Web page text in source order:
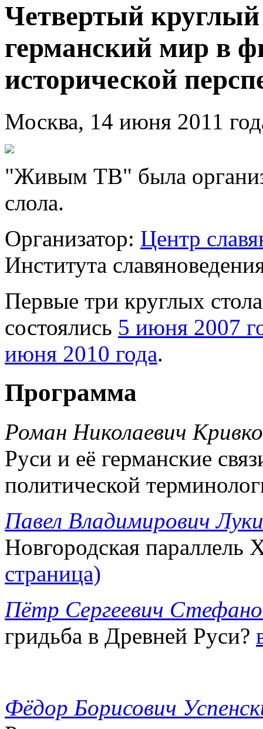
Четвертый
германский мир в
исторической
Москва, 14 июня 2011
"Живым ТВ" была
слола.
Организатор: Центр
Института
Первые три круглых
состоялись 5 июня 2007
июня 2010 года.
Программа
Роман Николаевич Кривко
Руси и её германские
политической
Павел Владимирович
Новгородская параллель
страница)
Пётр Сергеевич
гридьба в Древней Руси?
Фёдор Борисович